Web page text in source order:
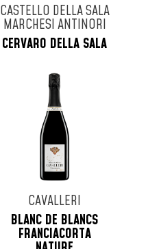
CASTELLO DELLA SALA
MARCHESI ANTINORI
CERVARO DELLA SALA
CAVALLERI
BLANC DE BLANCS
FRANCIACORTA